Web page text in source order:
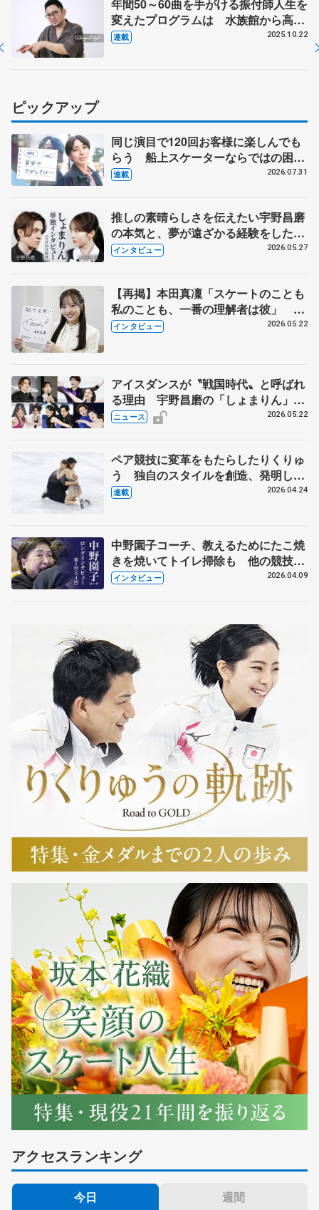
年間50～60曲を手がける振付師人生を
変えたプログラムは 水族館から高橋
大輔さん、美術館から宇野昌磨さんの
連載 2025.10.22
ピックアップ
同じ演目で120回お客様に楽しんでも
らう 船上スケーターならではの困難
とは 影響あったPIW前キャプテン松
連載 2026.07.31
推しの素晴らしさを伝えたい宇野昌磨
の本気と、夢が遠ざかる経験をした本
田真凜の覚悟
インタビュー 2026.05.27
【再掲】本田真凜「スケートのことも
私のことも、一番の理解者は彼」 引
退時の単独インタビューで語った競技
インタビュー 2026.05.22
アイスダンスが〝戦国時代〟と呼ばれ
る理由 宇野昌磨の「しょまりん」ら
実力者が相次いで参戦 国内の競争激
ニュース 2026.05.22
ペア競技に変革をもたらしたりくりゅ
う 独自のスタイルを創造、発明した
【引退発表後②】
連載 2026.04.24
中野園子コーチ、教えるためにたこ焼
きを焼いてトイレ掃除も 他の競技に
も通用するという坂本花織の筋肉
インタビュー 2026.04.09
アクセスランキング
今日 週間